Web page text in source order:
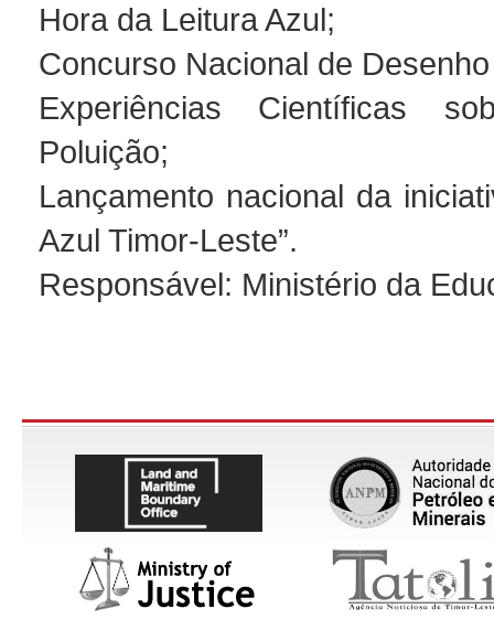
Hora da Leitura Azul;
Concurso Nacional de
Experiências Científicas
Poluição;
Lançamento nacional da
Azul Timor-Leste”.
Responsável: Ministério da